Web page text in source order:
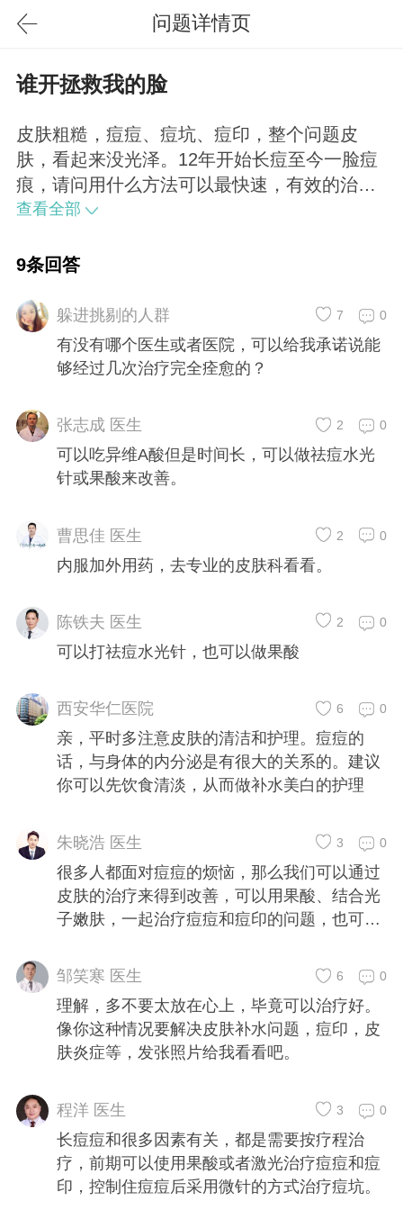
问题详情页
谁开拯救我的脸
皮肤粗糙，痘痘、痘坑、痘印，整个问题皮
肤，看起来没光泽。12年开始长痘至今一脸痘
痕，请问用什么方法可以最快速，有效的治疗
方法解决。每天出门都不敢抬头，化了妆也简
查看全部
9条回答
躲进挑剔的人群 0
7
有没有哪个医生或者医院，可以给我承诺说能
够经过几次治疗完全痊愈的？
张志成 医生 0
2
可以吃异维A酸但是时间长，可以做祛痘水光
针或果酸来改善。
曹思佳 医生 0
2
内服加外用药，去专业的皮肤科看看。
陈铁夫 医生 0
2
可以打祛痘水光针，也可以做果酸
西安华仁医院 0
6
亲，平时多注意皮肤的清洁和护理。痘痘的
话，与身体的内分泌是有很大的关系的。建议
你可以先饮食清淡，从而做补水美白的护理
朱晓浩 医生 0
3
很多人都面对痘痘的烦恼，那么我们可以通过
皮肤的治疗来得到改善，可以用果酸、结合光
子嫩肤，一起治疗痘痘和痘印的问题，也可以
加上祛痘印的项目皮肤整体回得到一个很大的
改善。现在有顾客选择皮肤联合治疗法，您的
皮肤具体情况没有看到，不知道您到底适合什
么样的，具体的问题还需要具体的去分析，结
合您的具体皮肤状态，给您最适合的治疗方
邹笑寒 医生 0
6
理解，多不要太放在心上，毕竟可以治疗好。
像你这种情况要解决皮肤补水问题，痘印，皮
肤炎症等，发张照片给我看看吧。
程洋 医生 0
3
长痘痘和很多因素有关，都是需要按疗程治
疗，前期可以使用果酸或者激光治疗痘痘和痘
印，控制住痘痘后采用微针的方式治疗痘坑。